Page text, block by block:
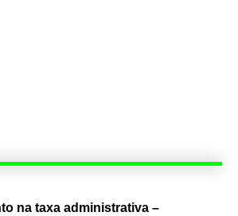
na taxa administrativa –